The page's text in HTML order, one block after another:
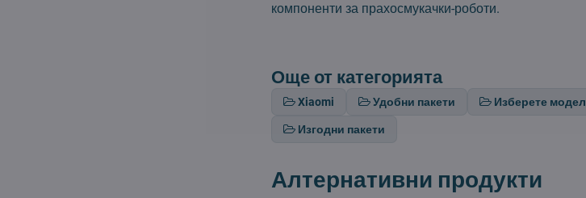
компоненти за прахосмукачки-роботи.
Още от категорията
Xiaomi Удобни пакети Изберете модел
Изгодни пакети
Алтернативни продукти